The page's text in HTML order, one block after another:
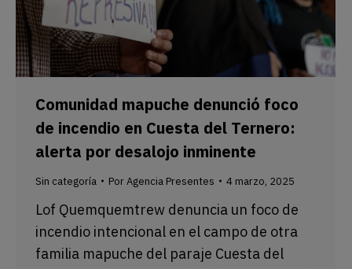
Comunidad mapuche denunció foco
de incendio en Cuesta del Ternero:
alerta por desalojo inminente
Sin categoría PorAgencia Presentes 4 marzo, 2025
Lof Quemquemtrew denuncia un foco de
incendio intencional en el campo de otra
familia mapuche del paraje Cuesta del